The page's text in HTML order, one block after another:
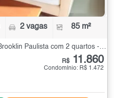
2 vagas 85 m²
Apartamento para Alugar na Brooklin Paulista com 2 quartos - 85 m²
R$ 11.860
Condomínio: R$ 1.472